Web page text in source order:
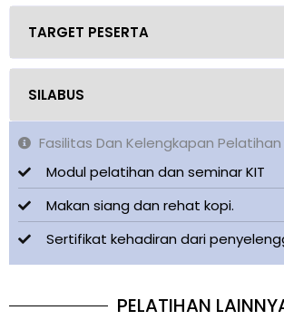
TARGET PESERTA
SILABUS
Fasilitas Dan Kelengkapan Pelatihan
Modul pelatihan dan seminar KIT
Makan siang dan rehat kopi.
Sertifikat kehadiran dari
PELATIHAN